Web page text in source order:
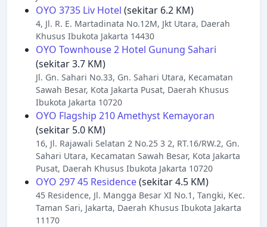
OYO 3735 Liv Hotel (sekitar 6.2 KM)
4, Jl. R. E. Martadinata No.12M, Jkt Utara, Daerah
Khusus Ibukota Jakarta 14430
OYO Townhouse 2 Hotel Gunung Sahari
(sekitar 3.7 KM)
Jl. Gn. Sahari No.33, Gn. Sahari Utara, Kecamatan
Sawah Besar, Kota Jakarta Pusat, Daerah Khusus
Ibukota Jakarta 10720
OYO Flagship 210 Amethyst Kemayoran
(sekitar 5.0 KM)
16, Jl. Rajawali Selatan 2 No.25 3 2, RT.16/RW.2, Gn.
Sahari Utara, Kecamatan Sawah Besar, Kota Jakarta
Pusat, Daerah Khusus Ibukota Jakarta 10720
OYO 297 45 Residence(sekitar 4.5 KM)
45 Residence, Jl. Mangga Besar XI No.1, Tangki, Kec.
Taman Sari, Jakarta, Daerah Khusus Ibukota Jakarta
11170